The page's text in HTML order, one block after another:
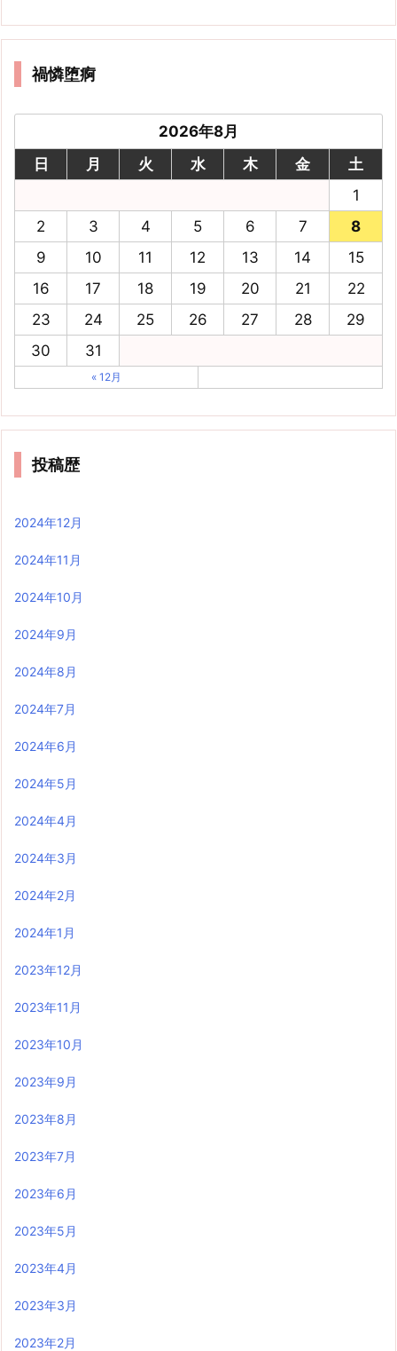
禍憐堕痾
2026年8月
日
月 火 水 木 金
土
1
2
3 4 5 6 7
8
9
10 11 12 13 14
15
16
17 18 19 20 21
22
23
24 25 26 27 28
29
30
31
« 12月
投稿歴
2024年12月
2024年11月
2024年10月
2024年9月
2024年8月
2024年7月
2024年6月
2024年5月
2024年4月
2024年3月
2024年2月
2024年1月
2023年12月
2023年11月
2023年10月
2023年9月
2023年8月
2023年7月
2023年6月
2023年5月
2023年4月
2023年3月
2023年2月